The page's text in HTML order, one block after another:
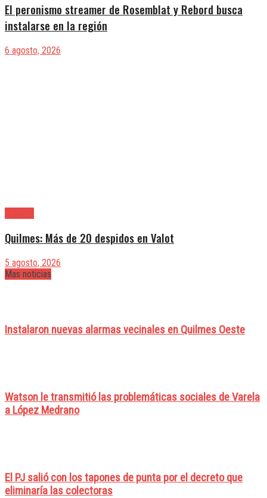
El peronismo streamer de Rosemblat y Rebord busca
instalarse en la región
6 agosto, 2026
Quilmes: Más de 20 despidos en Valot
5 agosto, 2026
Mas noticias
Instalaron nuevas alarmas vecinales en Quilmes Oeste
Watson le transmitió las problemáticas sociales de Varela
a López Medrano
El PJ salió con los tapones de punta por el decreto que
eliminaría las colectoras